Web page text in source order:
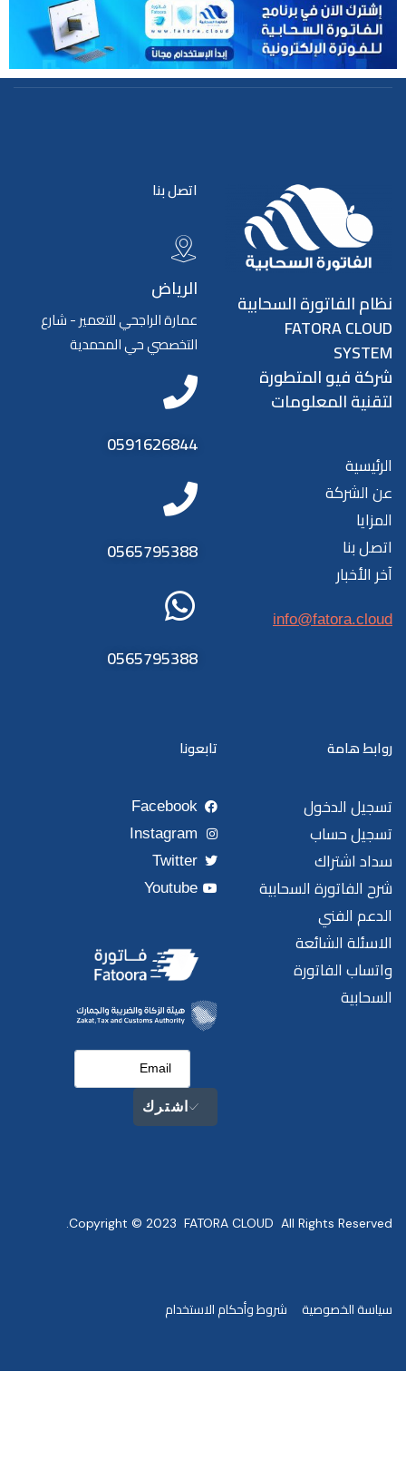
نظام الفاتورة السحابية
FATORA CLOUD
SYSTEM
شركة فيو المتطورة
لتقنية المعلومات
الرئيسية
عن الشركة
المزايا
اتصل بنا
آخر الأخبار
info@fatora.cloud
اتصل بنا
الرياض
عمارة الراجحي للتعمير - شارع
التخصصي حي المحمدية
0591626844
0565795388
0565795388
روابط هامة
تسجيل الدخول
تسجيل حساب
سداد اشتراك
شرح الفاتورة السحابية
الدعم الفني
الاسئلة الشائعة
واتساب الفاتورة
السحابية
تابعونا
Facebook
Instagram
Twitter
Youtube
اشترك
Copyright © 2023 FATORA CLOUD All Rights Reserved.
سياسة الخصوصية شروط وأحكام الاستخدام